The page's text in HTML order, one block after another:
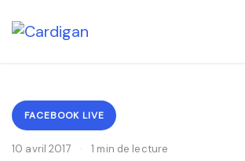
FACEBOOK LIVE
10 avril 2017 · 1 min de lecture